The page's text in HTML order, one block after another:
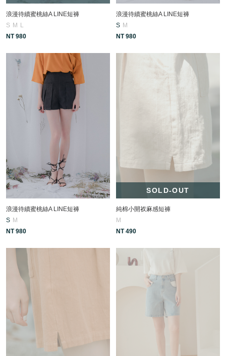
浪漫待續蜜桃絲A LINE短褲
S M
L
NT 980
浪漫待續蜜桃絲A LINE短褲
S M
NT 980
浪漫待續蜜桃絲A LINE短褲
S M
NT 980
SOLD-OUT
純棉小開衩麻感短褲
M
NT 490